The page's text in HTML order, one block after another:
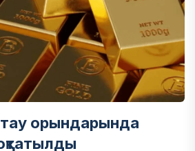
орындарында